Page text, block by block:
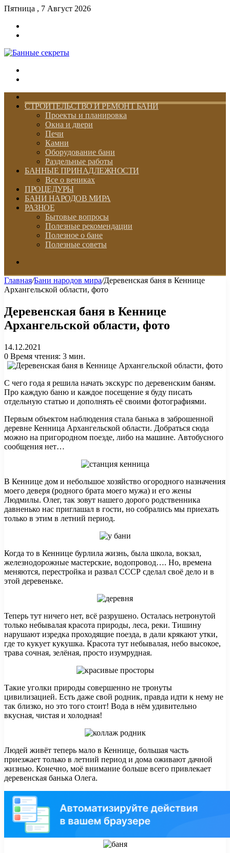
Пятница , 7 Август 2026
СТРОИТЕЛЬСТВО И РЕМОНТ БАНИ
Проекты и планировка
Окна и двери
Печи
Камни
Оборудование бани
Раздельные работы
БАННЫЕ ПРИНАДЛЕЖНОСТИ
Все о вениках
ПРОЦЕДУРЫ
БАНИ НАРОДОВ МИРА
РАЗНОЕ
Бытовые вопросы
Полезные рекомендации
Полезное о бане
Полезные советы
Главная/Бани народов мира/Деревенская баня в Кеннице
Архангельской области, фото
Деревенская баня в Кеннице
Архангельской области, фото
14.12.2021
0 Время чтения: 3 мин.
С чего года я решила начать экскурс по деревенским баням.
Про каждую баню и каждое посещение я буду писать
отдельную статью и дополнять её своими фотографиями.
Первым объектом наблюдения стала банька в заброшенной
деревне Кенница Архангельской области. Добраться сюда
можно на пригородном поезде, либо на машине. Автобусного
сообщения нет…
В Кеннице дом и небольшое хозяйство огородного назначения
моего деверя (родного брата моего мужа) и его жены
Людмилы. Олег, так зовут нашего дорого родственника
давненько нас приглашал в гости, но собрались мы приехать
только в этим в летний период.
Когда то в Кеннице бурлила жизнь, была школа, вокзал,
железнодорожные мастерские, водопровод…. Но, времена
меняются, перестройка и развал СССР сделал своё дело и в
этой деревеньке.
Теперь тут ничего нет, всё разрушено. Осталась нетронутой
только небывалая красота природы, леса, реки. Тишину
нарушают изредка проходящие поезда, в дали крякают утки,
где то кукует кукушка. Красота тут небывалая, небо высокое,
трава сочная, зелёная, просто изумрудная.
Такие уголки природы совершенно не тронуты
цивилизацией. Есть даже свой родник, правда идти к нему не
так близко, но это того стоит! Вода в нём удивительно
вкусная, чистая и холодная!
Людей живёт теперь мало в Кеннице, большая часть
приезжает только в летний период и дома оживают дачной
жизнью. Конечно, моё внимание больше всего привлекает
деревенская банька Олега.